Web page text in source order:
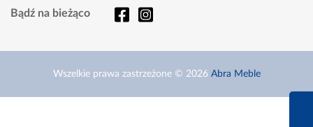
Bądź na bieżąco
Wszelkie prawa zastrzeżone © 2026 Abra Meble